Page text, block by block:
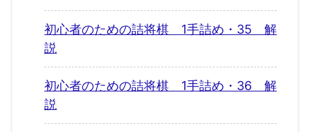
初心者のための詰将棋 1手詰め・35 解
説
初心者のための詰将棋 1手詰め・36 解
説